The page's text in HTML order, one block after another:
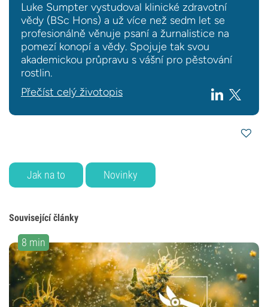
Luke Sumpter vystudoval klinické zdravotní
vědy (BSc Hons) a už více než sedm let se
profesionálně věnuje psaní a žurnalistice na
pomezí konopí a vědy. Spojuje tak svou
akademickou průpravu s vášní pro pěstování
rostlin.
Přečíst celý životopis
Jak na to Novinky
Související články
8 min